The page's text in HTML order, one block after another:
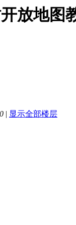
放地图
| 显示全部楼层